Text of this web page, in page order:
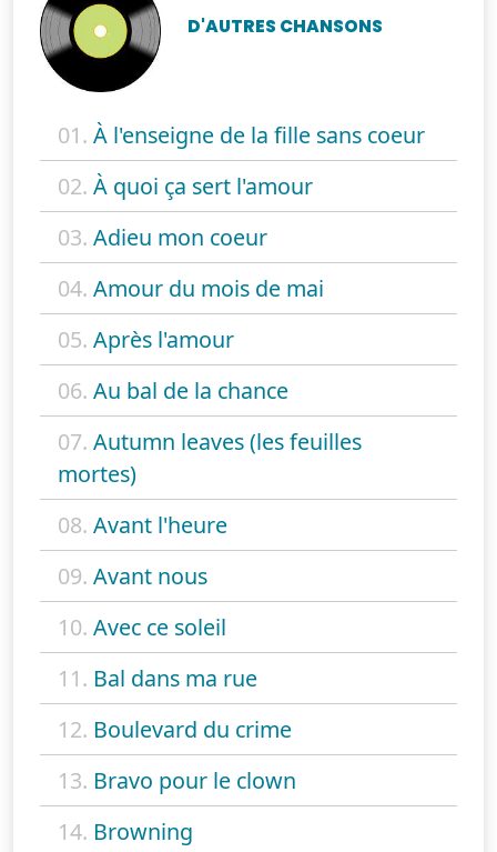
D'AUTRES CHANSONS
01. À l'enseigne de la fille sans coeur
02. À quoi ça sert l'amour
03. Adieu mon coeur
04. Amour du mois de mai
05. Après l'amour
06. Au bal de la chance
07. Autumn leaves (les feuilles
mortes)
08. Avant l'heure
09. Avant nous
10. Avec ce soleil
11. Bal dans ma rue
12. Boulevard du crime
13. Bravo pour le clown
14. Browning